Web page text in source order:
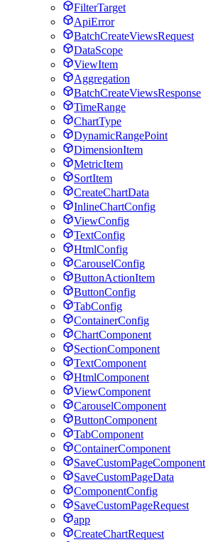
FilterTarget
ApiError
BatchCreateViewsRequest
DataScope
ViewItem
Aggregation
BatchCreateViewsResponse
TimeRange
ChartType
DynamicRangePoint
DimensionItem
MetricItem
SortItem
CreateChartData
InlineChartConfig
ViewConfig
TextConfig
HtmlConfig
CarouselConfig
ButtonActionItem
ButtonConfig
TabConfig
ContainerConfig
ChartComponent
SectionComponent
TextComponent
HtmlComponent
ViewComponent
CarouselComponent
ButtonComponent
TabComponent
ContainerComponent
SaveCustomPageComponent
SaveCustomPageData
ComponentConfig
SaveCustomPageRequest
app
CreateChartRequest